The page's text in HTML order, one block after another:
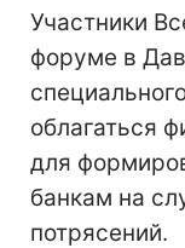
Участники
форуме в
облагаться
для
банкам на
потрясений.